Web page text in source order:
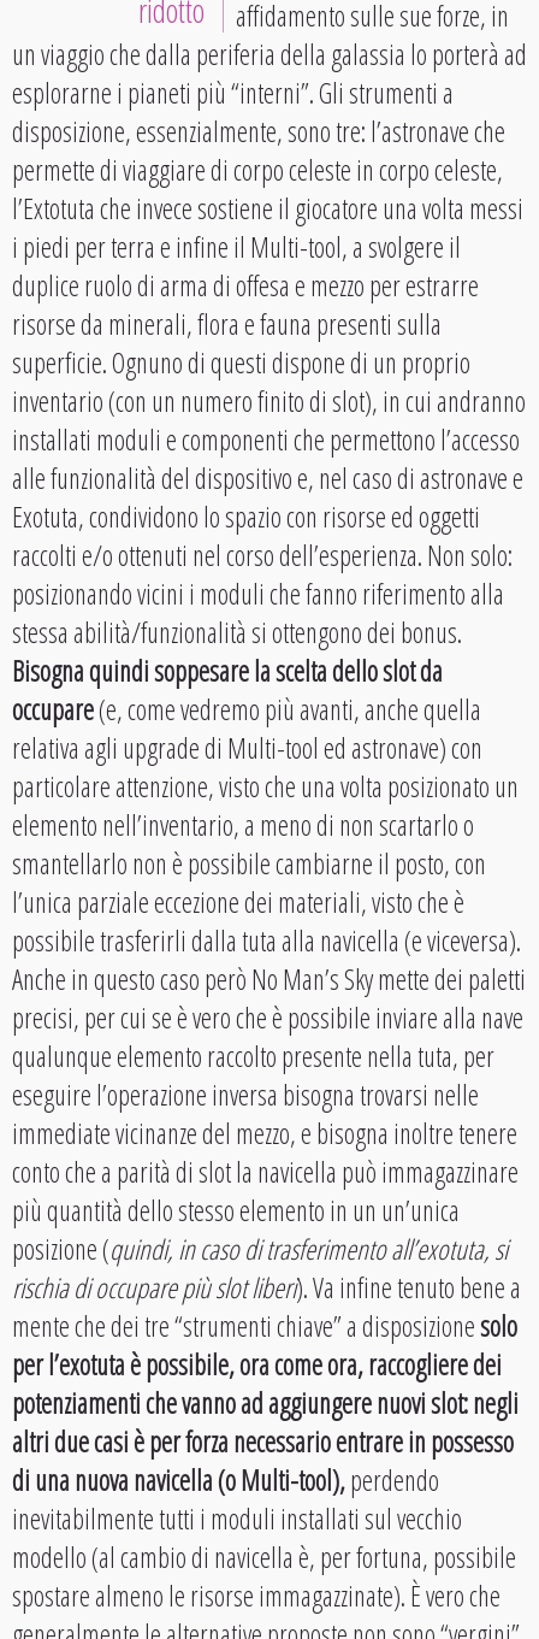
ridotto
affidamento sulle sue forze, in
un viaggio che dalla periferia della galassia lo porterà ad
esplorarne i pianeti più “interni”. Gli strumenti a
disposizione, essenzialmente, sono tre: l’astronave che
permette di viaggiare di corpo celeste in corpo celeste,
l’Extotuta che invece sostiene il giocatore una volta messi
i piedi per terra e infine il Multi-tool, a svolgere il
duplice ruolo di arma di offesa e mezzo per estrarre
risorse da minerali, flora e fauna presenti sulla
superficie. Ognuno di questi dispone di un proprio
inventario (con un numero finito di slot), in cui andranno
installati moduli e componenti che permettono l’accesso
alle funzionalità del dispositivo e, nel caso di astronave e
Exotuta, condividono lo spazio con risorse ed oggetti
raccolti e/o ottenuti nel corso dell’esperienza. Non solo:
posizionando vicini i moduli che fanno riferimento alla
stessa abilità/funzionalità si ottengono dei bonus.
Bisogna quindi soppesare la scelta dello slot da
occupare(e, come vedremo più avanti, anche quella
relativa agli upgrade di Multi-tool ed astronave) con
particolare attenzione, visto che una volta posizionato un
elemento nell’inventario, a meno di non scartarlo o
smantellarlo non è possibile cambiarne il posto, con
l’unica parziale eccezione dei materiali, visto che è
possibile trasferirli dalla tuta alla navicella (e viceversa).
Anche in questo caso però No Man’s Sky mette dei paletti
precisi, per cui se è vero che è possibile inviare alla nave
qualunque elemento raccolto presente nella tuta, per
eseguire l’operazione inversa bisogna trovarsi nelle
immediate vicinanze del mezzo, e bisogna inoltre tenere
conto che a parità di slot la navicella può immagazzinare
più quantità dello stesso elemento in un un’unica
posizione (quindi, in caso di trasferimento all’exotuta, si
rischia di occupare più slot liberi). Va infine tenuto bene a
mente che dei tre “strumenti chiave” a disposizionesolo
per l’exotuta è possibile, ora come ora, raccogliere dei
potenziamenti che vanno ad aggiungere nuovi slot: negli
altri due casi è per forza necessario entrare in possesso
di una nuova navicella (o Multi-tool),perdendo
inevitabilmente tutti i moduli installati sul vecchio
modello (al cambio di navicella è, per fortuna, possibile
spostare almeno le risorse immagazzinate). È vero che